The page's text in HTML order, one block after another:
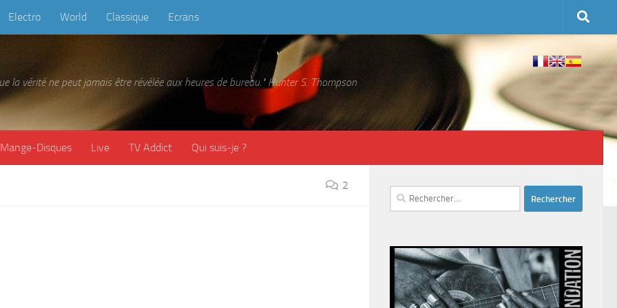
Electro World Classique Ecrans
la vérité ne peut jamais être révélée aux heures de bureau." Hunter S. Thompson
Mange-Disques Live TV Addict Qui suis-je ?
2
Rechercher :